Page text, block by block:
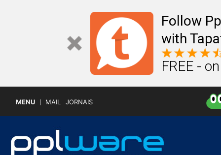
Follow
with
FREE -
MENU MAIL JORNAIS